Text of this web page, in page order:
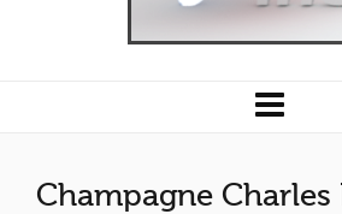
Champagne Charles